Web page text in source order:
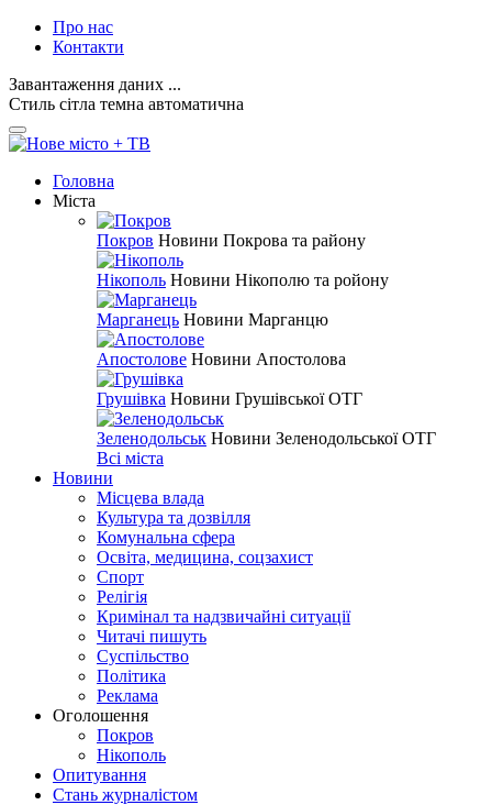
Про нас
Контакти
Завантаження даних ...
Стиль сітла темна автоматична
Головна
Міста
Покров Новини Покрова та району
Нікополь Новини Нікополю та ройону
Марганець Новини Марганцю
Апостолове Новини Апостолова
Грушівка Новини Грушівської ОТГ
Зеленодольськ Новини Зеленодольської ОТГ
Всі міста
Новини
Місцева влада
Культура та дозвілля
Комунальна сфера
Освіта, медицина, соцзахист
Спорт
Релігія
Кримінал та надзвичайні ситуації
Читачі пишуть
Суспільство
Політика
Реклама
Оголошення
Покров
Нікополь
Опитування
Стань журналістом